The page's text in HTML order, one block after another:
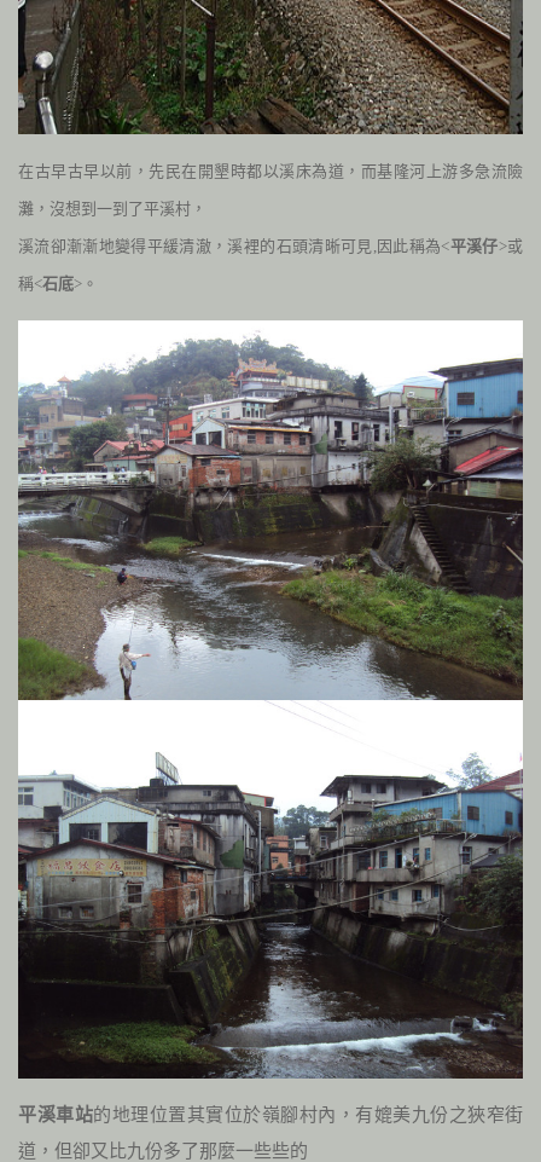
在古早古早以前，先民在開墾時都以溪床為道，而基隆河上游多急流險
灘，沒想到一到了平溪村，
溪流卻漸漸地變得平緩清澈，溪裡的石頭清晰可見, 因此稱為<平溪仔>或
稱<石底>。
平溪車站的地理位置其實位於嶺腳村內，有媲美九份之狹窄街
道，但卻又比九份多了那麼一些些的